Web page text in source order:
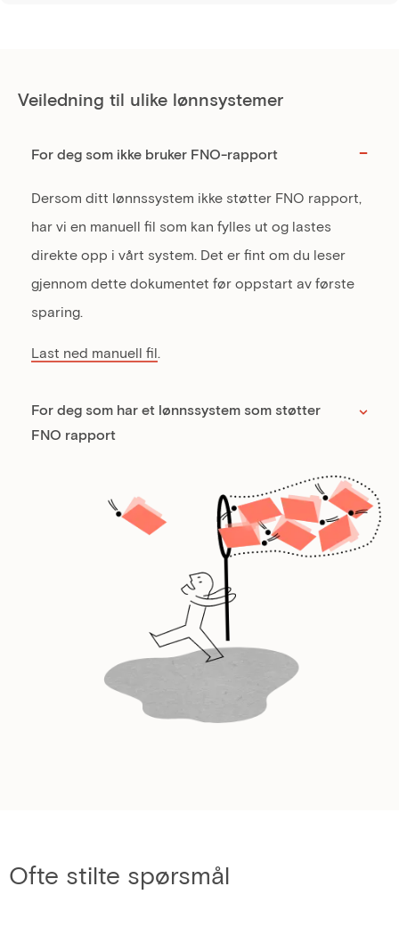
Veiledning til ulike lønnsystemer
For deg som ikke bruker FNO-rapport
Dersom ditt lønnssystem ikke støtter FNO rapport,
har vi en manuell fil som kan fylles ut og lastes
direkte opp i vårt system. Det er fint om du leser
gjennom dette dokumentet før oppstart av første
sparing.
Last ned manuell fil.
For deg som har et lønnssystem som støtter
FNO rapport​
Ofte stilte spørsmål